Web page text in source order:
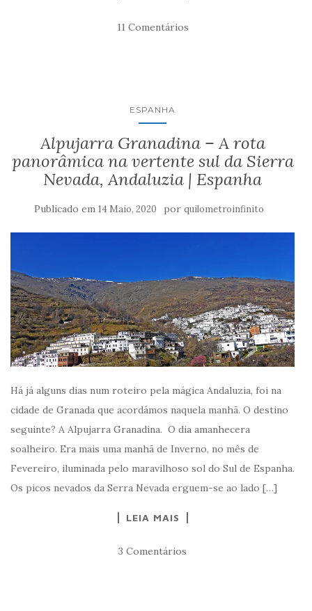
11 Comentários
ESPANHA
Alpujarra Granadina – A rota
panorâmica na vertente sul da Sierra
Nevada, Andaluzia | Espanha
Publicado em 14 Maio, 2020 por quilometroinfinito
Há já alguns dias num roteiro pela mágica Andaluzia, foi na
cidade de Granada que acordámos naquela manhã. O destino
seguinte? A Alpujarra Granadina. O dia amanhecera
soalheiro. Era mais uma manhã de Inverno, no mês de
Fevereiro, iluminada pelo maravilhoso sol do Sul de Espanha.
Os picos nevados da Serra Nevada erguem-se ao lado […]
LEIA MAIS
3 Comentários